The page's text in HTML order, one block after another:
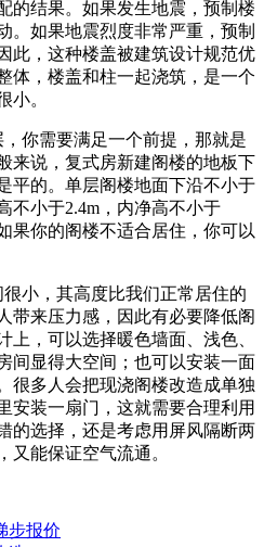
的结果。如果发生地震，预制楼
。如果地震烈度非常严重，预制
此，这种楼盖被建筑设计规范优
体，楼盖和柱一起浇筑，是一个
小。
你需要满足一个前提，那就是
来说，复式房新建阁楼的地板下
平的。单层阁楼地面下沿不小于
不小于2.4m，内净高不小于
果你的阁楼不适合居住，你可以
小，其高度比我们正常居住的
带来压力感，因此有必要降低阁
上，可以选择暖色墙面、浅色、
间显得大空间；也可以安装一面
很多人会把现浇阁楼改造成单独
安装一扇门，这就需要合理利用
的选择，还是考虑用屏风隔断两
又能保证空气流通。
步报价